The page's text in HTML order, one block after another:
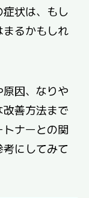
状は、もし
るかもしれ
因、なりや
善方法まで
ナーとの関
にしてみて